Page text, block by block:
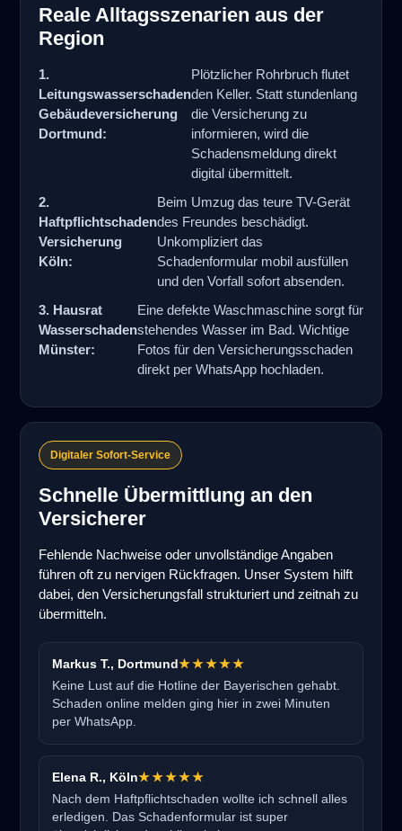
Reale Alltagsszenarien aus der
Region
1.
Leitungswasserschaden
Gebäudeversicherung
Dortmund:
Plötzlicher Rohrbruch flutet
den Keller. Statt stundenlang
die Versicherung zu
informieren, wird die
Schadensmeldung direkt
digital übermittelt.
2.
Haftpflichtschaden
Versicherung
Köln:
Beim Umzug das teure TV-Gerät
des Freundes beschädigt.
Unkompliziert das
Schadenformular mobil ausfüllen
und den Vorfall sofort absenden.
3. Hausrat
Wasserschaden
Münster:
Eine defekte Waschmaschine sorgt für
stehendes Wasser im Bad. Wichtige
Fotos für den Versicherungsschaden
direkt per WhatsApp hochladen.
Digitaler Sofort-Service
Schnelle Übermittlung an den
Versicherer
Fehlende Nachweise oder unvollständige Angaben
führen oft zu nervigen Rückfragen. Unser System hilft
dabei, den Versicherungsfall strukturiert und zeitnah zu
übermitteln.
Markus T., Dortmund★★★★★
Keine Lust auf die Hotline der Bayerischen gehabt.
Schaden online melden ging hier in zwei Minuten
per WhatsApp.
Elena R., Köln★★★★★
Nach dem Haftpflichtschaden wollte ich schnell alles
erledigen. Das Schadenformular ist super